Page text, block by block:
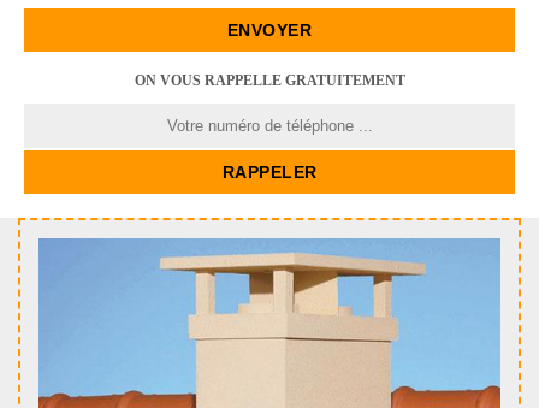
ON VOUS RAPPELLE GRATUITEMENT